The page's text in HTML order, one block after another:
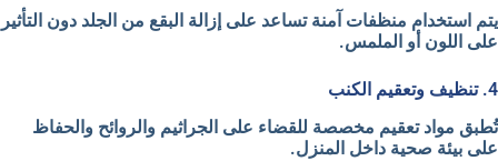
يتم استخدام منظفات آمنة تساعد على إزالة البقع من الجلد دون التأثير
على اللون أو الملمس.
4. تنظيف وتعقيم الكنب
تُطبق مواد تعقيم مخصصة للقضاء على الجراثيم والروائح والحفاظ
على بيئة صحية داخل المنزل.